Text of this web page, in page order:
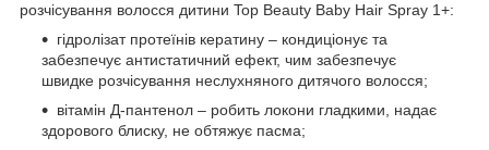
розчісування волосся дитини Top Beauty Baby Hair Spray 1+:
гідролізат протеїнів кератину – кондиціонує та
забезпечує антистатичний ефект, чим забезпечує
швидке розчісування неслухняного дитячого волосся;
вітамін Д-пантенол – робить локони гладкими, надає
здорового блиску, не обтяжує пасма;